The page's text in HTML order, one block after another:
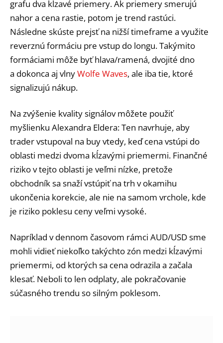
grafu dva kĺzavé priemery. Ak priemery smerujú
nahor a cena rastie, potom je trend rastúci.
Následne skúste prejsť na nižší timeframe a využite
reverznú formáciu pre vstup do longu. Takýmito
formáciami môže byť hlava/ramená, dvojité dno
a dokonca aj vlnyWolfe Waves, ale iba tie, ktoré
signalizujú nákup.
Na zvýšenie kvality signálov môžete použiť
myšlienku Alexandra Eldera: Ten navrhuje, aby
trader vstupoval na buy vtedy, keď cena vstúpi do
oblasti medzi dvoma kĺzavými priemermi. Finančné
riziko v tejto oblasti je veľmi nízke, pretože
obchodník sa snaží vstúpiť na trh v okamihu
ukončenia korekcie, ale nie na samom vrchole, kde
je riziko poklesu ceny veľmi vysoké.
Napríklad v dennom časovom rámci AUD/USD sme
mohli vidieť niekoľko takýchto zón medzi kĺzavými
priemermi, od ktorých sa cena odrazila a začala
klesať. Neboli to len odplaty, ale pokračovanie
súčasného trendu so silným poklesom.